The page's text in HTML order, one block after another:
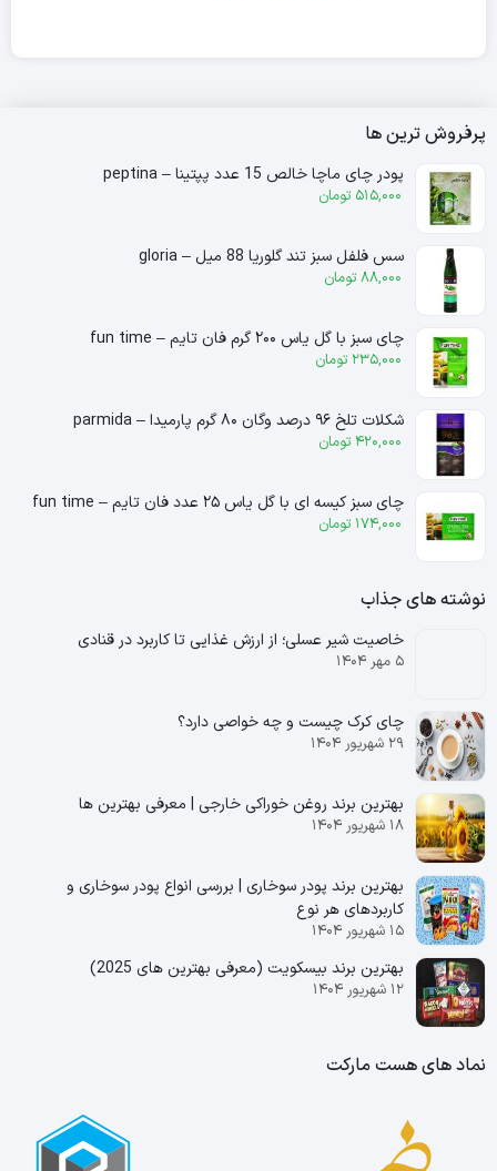
پرفروش ترین ها
پودر چای ماچا خالص 15 عدد پپتینا – peptina
515,000 تومان
سس فلفل سبز تند گلوریا 88 میل – gloria
88,000 تومان
چای سبز با گل یاس ۲۰۰ گرم فان تایم – fun time
235,000 تومان
شکلات تلخ ۹۶ درصد وگان ۸۰ گرم پارمیدا – parmida
420,000 تومان
چای سبز کیسه ای با گل یاس ۲۵ عدد فان تایم – fun time
174,000 تومان
نوشته های جذاب
خاصیت شیر عسلی؛ از ارزش غذایی تا کاربرد در قنادی
۵ مهر ۱۴۰۴
چای کرک چیست و چه خواصی دارد؟
۲۹ شهریور ۱۴۰۴
بهترین برند روغن خوراکی خارجی | معرفی بهترین ها
۱۸ شهریور ۱۴۰۴
بهترین برند پودر سوخاری | بررسی انواع پودر سوخاری و
کاربردهای هر نوع
۱۵ شهریور ۱۴۰۴
بهترین برند بیسکویت (معرفی بهترین‌ های 2025)
۱۲ شهریور ۱۴۰۴
نماد های هست مارکت